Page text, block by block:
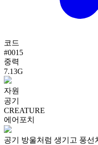
코드
#0015
중력
7.13G
자원
공기
CREATURE
에어포치
공기 방울처럼 생기고 풍선